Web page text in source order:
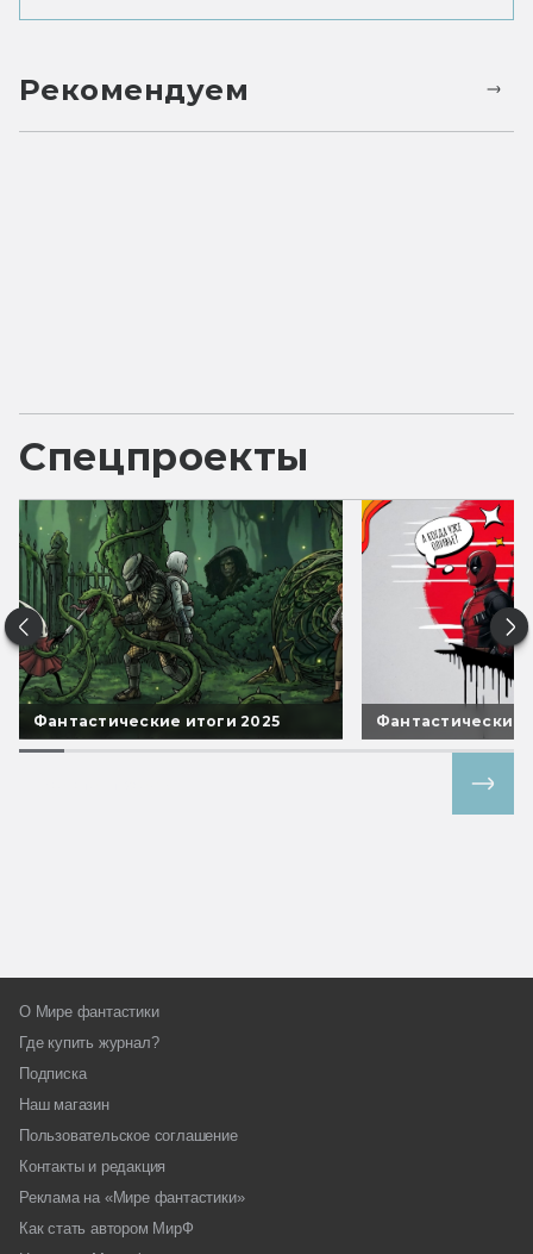
Рекомендуем
Спецпроекты
Фантастические итоги 2025 Фантастические
О Мире фантастики
Где купить журнал?
Подписка
Наш магазин
Пользовательское соглашение
Контакты и редакция
Реклама на «Мире фантастики»
Как стать автором МирФ